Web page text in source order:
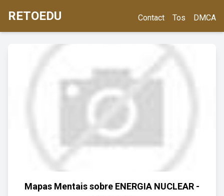
RETOEDU Contact Tos DMCA
Mapas Mentais sobre ENERGIA NUCLEAR -